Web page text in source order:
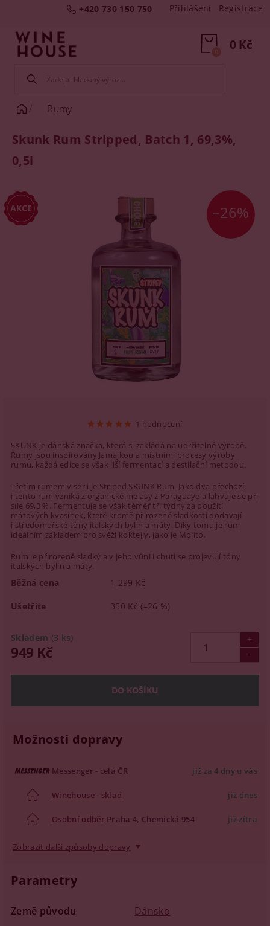
+420 730 150 750 Přihlášení Registrace
0 Kč
0
Rumy
Skunk Rum Stripped, Batch 1, 69,3%,
0,5l
–26%
1 hodnocení
SKUNK je dánská značka, která si zakládá na udržitelné výrobě.
Rumy jsou inspirovány Jamajkou a místními procesy výroby
rumu, každá edice se však liší fermentací a destilační metodou.
Třetím rumem v sérii je Striped SKUNK Rum. Jako dva přechozí,
i tento rum vzniká z organické melasy z Paraguaye a lahvuje se při
síle 69,3 %. Fermentuje se však téměř tři týdny za použití
mátových kvasinek, které kromě přirozené sladkosti dodávají
i středomořské tóny italských bylin a máty. Díky tomu je rum
ideálním základem pro svěží koktejly, jako je Mojito.
Rum je přirozeně sladký a v jeho vůni i chuti se projevují tóny
italských bylin a máty.
Skladem (3 ks)
Běžná cena 1 299 Kč
Ušetříte 350 Kč (–26 %)
949 Kč
Možnosti dopravy
Messenger - celá ČR již za 4 dny u vás
Winehouse - sklad již dnes
Osobní odběr Praha 4, Chemická 954 již zítra
Zobrazit další způsoby dopravy
Parametry
Země původu
Dánsko